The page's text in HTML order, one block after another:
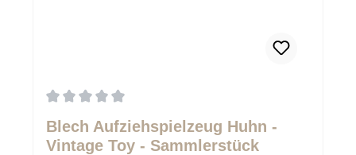
Blech Aufziehspielzeug Huhn -
Vintage Toy - Sammlerstück